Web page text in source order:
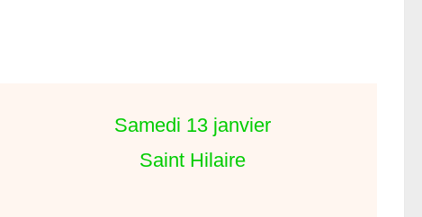
Samedi 13 janvier
Saint Hilaire